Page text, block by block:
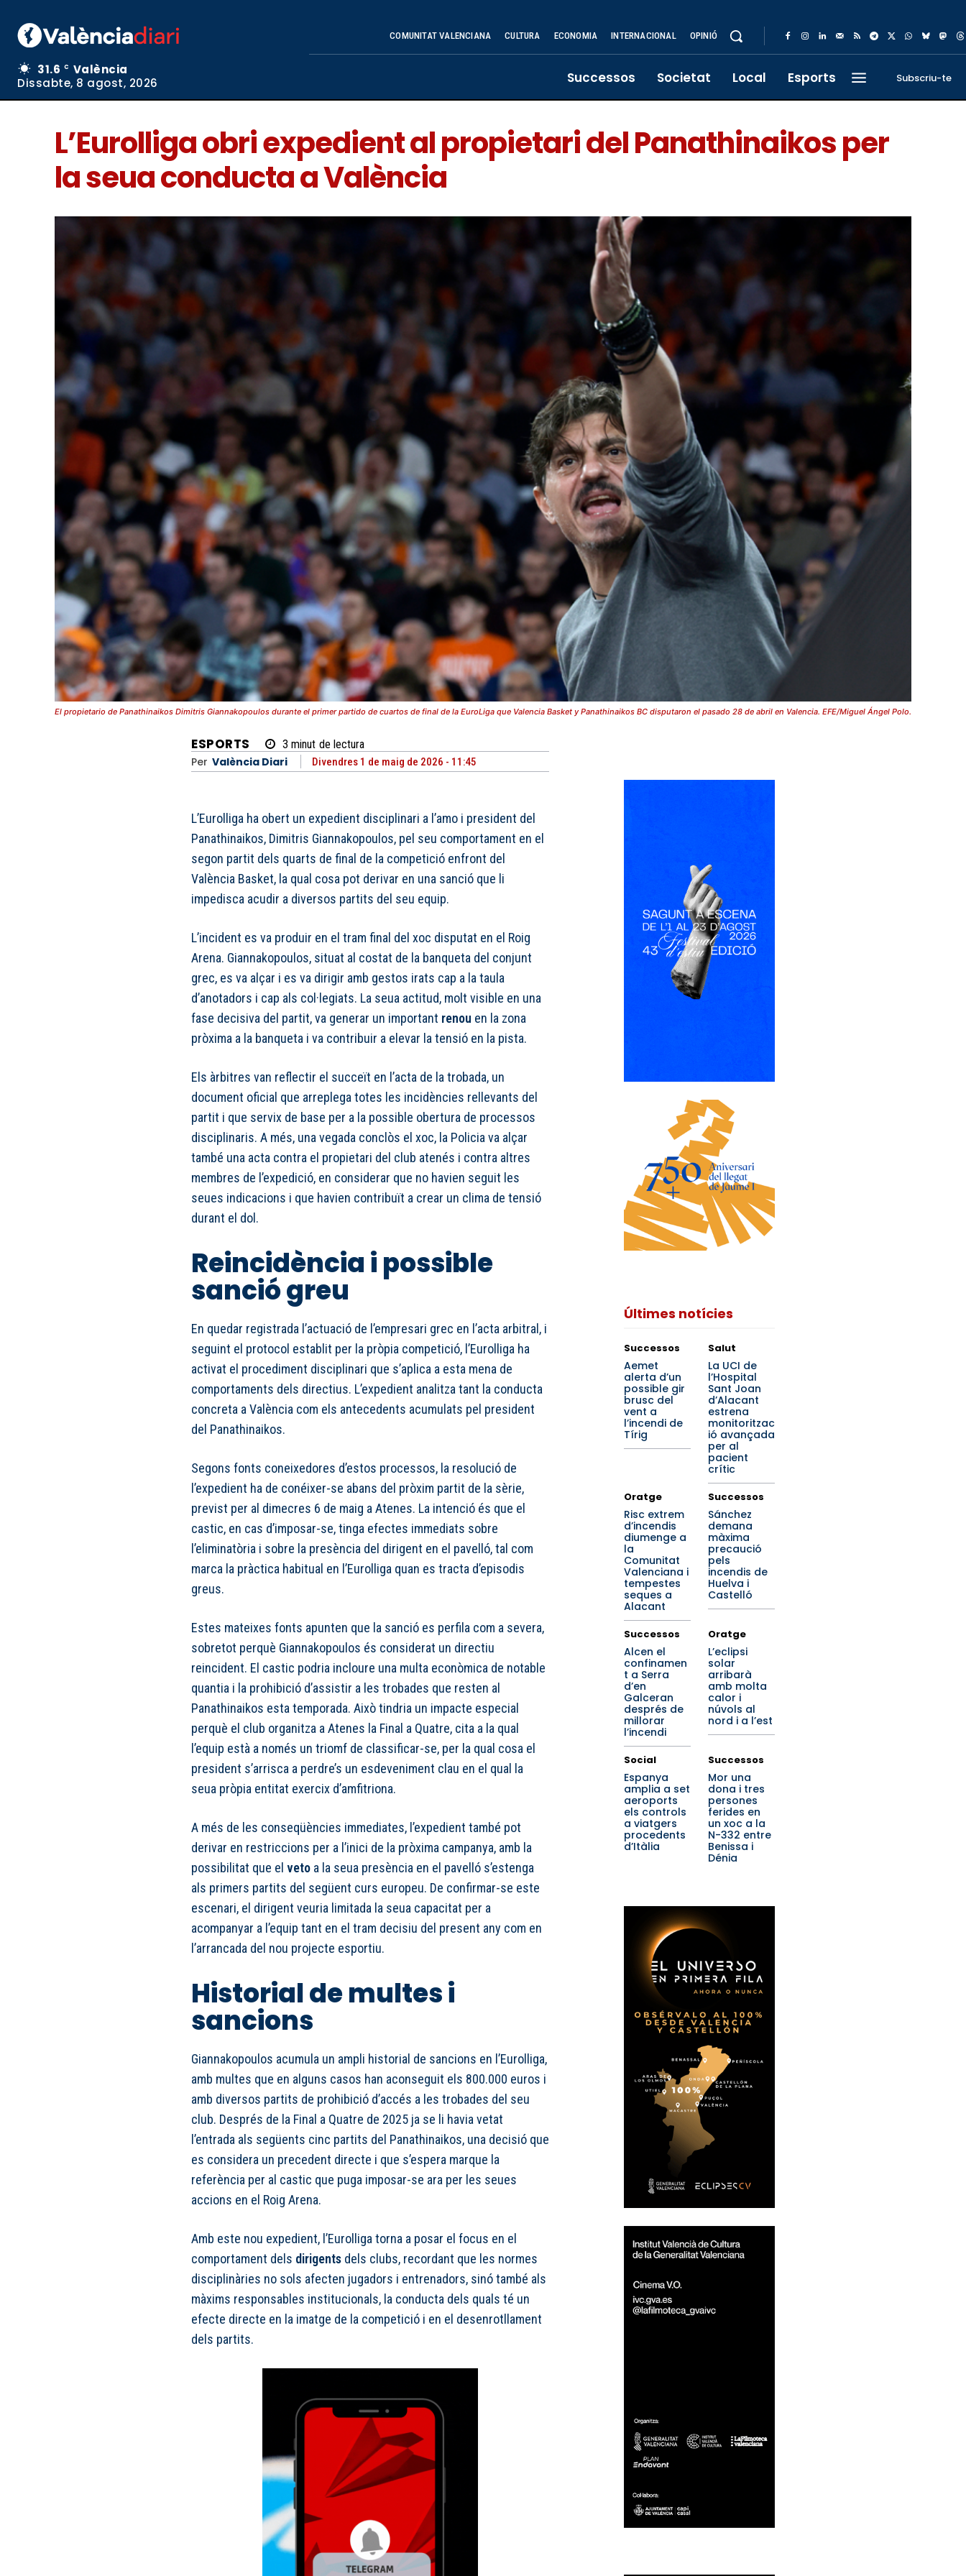
31.6 C
València
Dissabte, 8 agost, 2026
COMUNITAT VALENCIANA CULTURA ECONOMIA INTERNACIONAL OPINIÓ
Successos Societat Local Esports Subscriu-te
L’Eurolliga obri expedient al propietari del Panathinaikos per
la seua conducta a València
El propietario de Panathinaikos Dimitris Giannakopoulos durante el primer partido de cuartos de final de la EuroLiga que Valencia Basket y Panathinaikos BC disputaron el pasado 28 de abril en Valencia. EFE/Miguel Ángel Polo.
ESPORTS 3 minut de lectura
Per València Diari Divendres 1 de maig de 2026 - 11:45
L’Eurolliga ha obert un expedient disciplinari a l’amo i president del
Panathinaikos, Dimitris Giannakopoulos, pel seu comportament en el
segon partit dels quarts de final de la competició enfront del
València Basket, la qual cosa pot derivar en una sanció que li
impedisca acudir a diversos partits del seu equip.
L’incident es va produir en el tram final del xoc disputat en el Roig
Arena. Giannakopoulos, situat al costat de la banqueta del conjunt
grec, es va alçar i es va dirigir amb gestos irats cap a la taula
d’anotadors i cap als col·legiats. La seua actitud, molt visible en una
fase decisiva del partit, va generar un important renou en la zona
pròxima a la banqueta i va contribuir a elevar la tensió en la pista.
Els àrbitres van reflectir el succeït en l’acta de la trobada, un
document oficial que arreplega totes les incidències rellevants del
partit i que servix de base per a la possible obertura de processos
disciplinaris. A més, una vegada conclòs el xoc, la Policia va alçar
també una acta contra el propietari del club atenés i contra altres
membres de l’expedició, en considerar que no havien seguit les
seues indicacions i que havien contribuït a crear un clima de tensió
durant el dol.
Reincidència i possible
sanció greu
En quedar registrada l’actuació de l’empresari grec en l’acta arbitral, i
seguint el protocol establit per la pròpia competició, l’Eurolliga ha
activat el procediment disciplinari que s’aplica a esta mena de
comportaments dels directius. L’expedient analitza tant la conducta
concreta a València com els antecedents acumulats pel president
del Panathinaikos.
Segons fonts coneixedores d’estos processos, la resolució de
l’expedient ha de conéixer-se abans del pròxim partit de la sèrie,
previst per al dimecres 6 de maig a Atenes. La intenció és que el
castic, en cas d’imposar-se, tinga efectes immediats sobre
l’eliminatòria i sobre la presència del dirigent en el pavelló, tal com
marca la pràctica habitual en l’Eurolliga quan es tracta d’episodis
greus.
Estes mateixes fonts apunten que la sanció es perfila com a severa,
sobretot perquè Giannakopoulos és considerat un directiu
reincident. El castic podria incloure una multa econòmica de notable
quantia i la prohibició d’assistir a les trobades que resten al
Panathinaikos esta temporada. Això tindria un impacte especial
perquè el club organitza a Atenes la Final a Quatre, cita a la qual
l’equip està a només un triomf de classificar-se, per la qual cosa el
president s’arrisca a perdre’s un esdeveniment clau en el qual la
seua pròpia entitat exercix d’amfitriona.
A més de les conseqüències immediates, l’expedient també pot
derivar en restriccions per a l’inici de la pròxima campanya, amb la
possibilitat que el veto a la seua presència en el pavelló s’estenga
als primers partits del següent curs europeu. De confirmar-se este
escenari, el dirigent veuria limitada la seua capacitat per a
acompanyar a l’equip tant en el tram decisiu del present any com en
l’arrancada del nou projecte esportiu.
Historial de multes i
sancions
Giannakopoulos acumula un ampli historial de sancions en l’Eurolliga,
amb multes que en alguns casos han aconseguit els 800.000 euros i
amb diversos partits de prohibició d’accés a les trobades del seu
club. Després de la Final a Quatre de 2025 ja se li havia vetat
l’entrada als següents cinc partits del Panathinaikos, una decisió que
es considera un precedent directe i que s’espera marque la
referència per al castic que puga imposar-se ara per les seues
accions en el Roig Arena.
Amb este nou expedient, l’Eurolliga torna a posar el focus en el
comportament dels dirigents dels clubs, recordant que les normes
disciplinàries no sols afecten jugadors i entrenadors, sinó també als
màxims responsables institucionals, la conducta dels quals té un
efecte directe en la imatge de la competició i en el desenrotllament
dels partits.
Últimes notícies
Successos
Aemet
alerta d’un
possible gir
brusc del
vent a
l’incendi de
Tírig
Salut
La UCI de
l’Hospital
Sant Joan
d’Alacant
estrena
monitoritzac
ió avançada
per al
pacient
crític
Oratge
Risc extrem
d’incendis
diumenge a
la
Comunitat
Valenciana i
tempestes
seques a
Alacant
Successos
Sánchez
demana
màxima
precaució
pels
incendis de
Huelva i
Castelló
Successos
Alcen el
confinamen
t a Serra
d’en
Galceran
després de
millorar
l’incendi
Oratge
L’eclipsi
solar
arribarà
amb molta
calor i
núvols al
nord i a l’est
Social
Espanya
amplia a set
aeroports
els controls
a viatgers
procedents
d’Itàlia
Successos
Mor una
dona i tres
persones
ferides en
un xoc a la
N-332 entre
Benissa i
Dénia